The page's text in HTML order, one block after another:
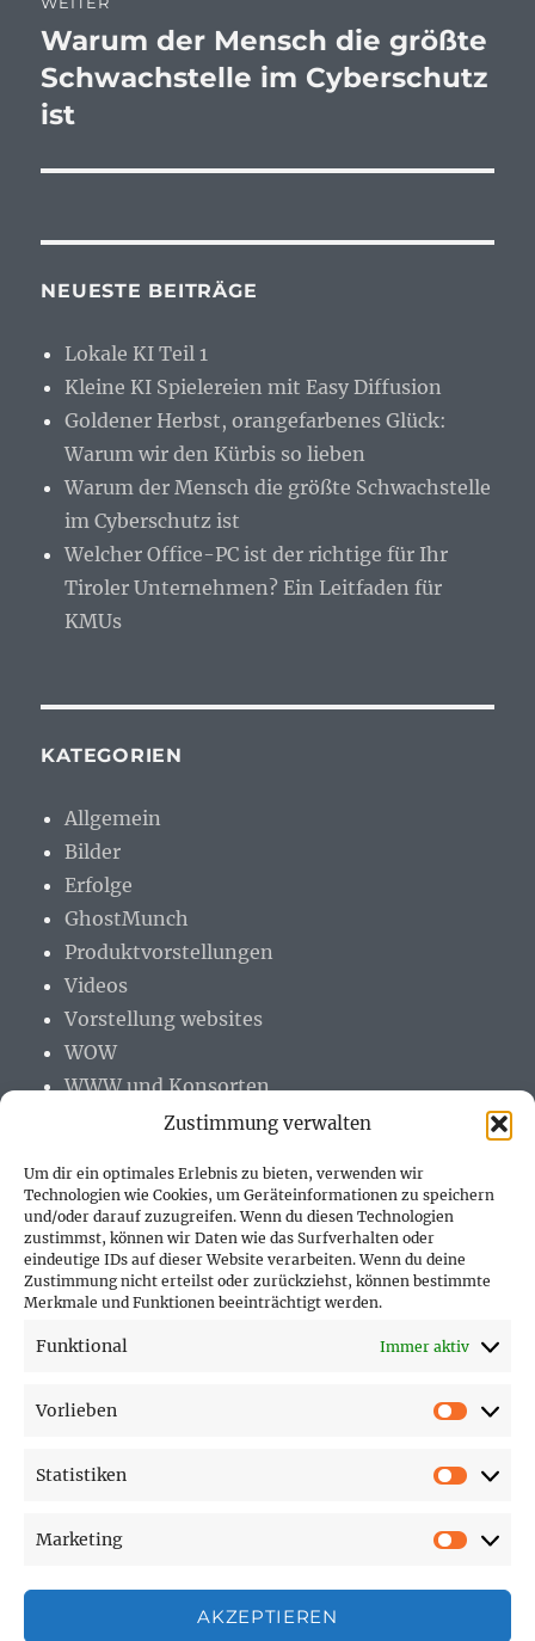
Zustimmung verwalten
Um dir ein optimales Erlebnis zu bieten, verwenden wir
Technologien wie Cookies, um Geräteinformationen zu speichern
und/oder darauf zuzugreifen. Wenn du diesen Technologien
zustimmst, können wir Daten wie das Surfverhalten oder
eindeutige IDs auf dieser Website verarbeiten. Wenn du deine
Zustimmung nicht erteilst oder zurückziehst, können bestimmte
Merkmale und Funktionen beeinträchtigt werden.
Funktional Immer aktiv
Vorlieben
Statistiken
Marketing
AKZEPTIEREN
Nächster
Beitrag:
Warum der Mensch die größte
Schwachstelle im Cyberschutz
ist
NEUESTE BEITRÄGE
Lokale KI Teil 1
Kleine KI Spielereien mit Easy Diffusion
Goldener Herbst, orangefarbenes Glück:
Warum wir den Kürbis so lieben
Warum der Mensch die größte Schwachstelle
im Cyberschutz ist
Welcher Office-PC ist der richtige für Ihr
Tiroler Unternehmen? Ein Leitfaden für
KMUs
KATEGORIEN
Allgemein
Bilder
Erfolge
GhostMunch
Produktvorstellungen
Videos
Vorstellung websites
WOW
WWW und Konsorten
PARTNER (LINKS)
Hofer Technik GmbH
Hofer Techniks Shop
Sonne und Erde
SEITEN
Affiliate Disclosure
Datenschutzerklärung